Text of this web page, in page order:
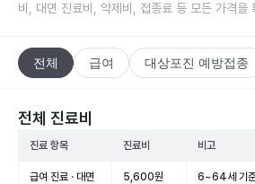
비, 대면 진료비, 약제비, 접종료 등 모든 가격을
전체 급여 대상포진 예방접종
전체 진료비
진료 항목 진료비 비고
급여 진료 · 대면 5,600원 6~64세 기